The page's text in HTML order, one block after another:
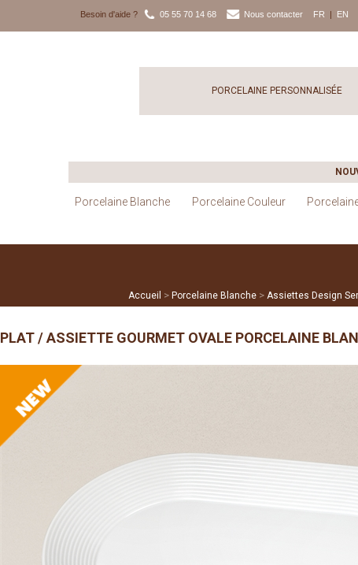
Besoin d'aide ? 05 55 70 14 68 Nous contacter FR | EN
PORCELAINE PERSONNALISÉE
Porcelaine Blanche Porcelaine Couleur
Accueil > Porcelaine Blanche > Assiettes Design
PLAT / ASSIETTE GOURMET OVALE PORCELAINE